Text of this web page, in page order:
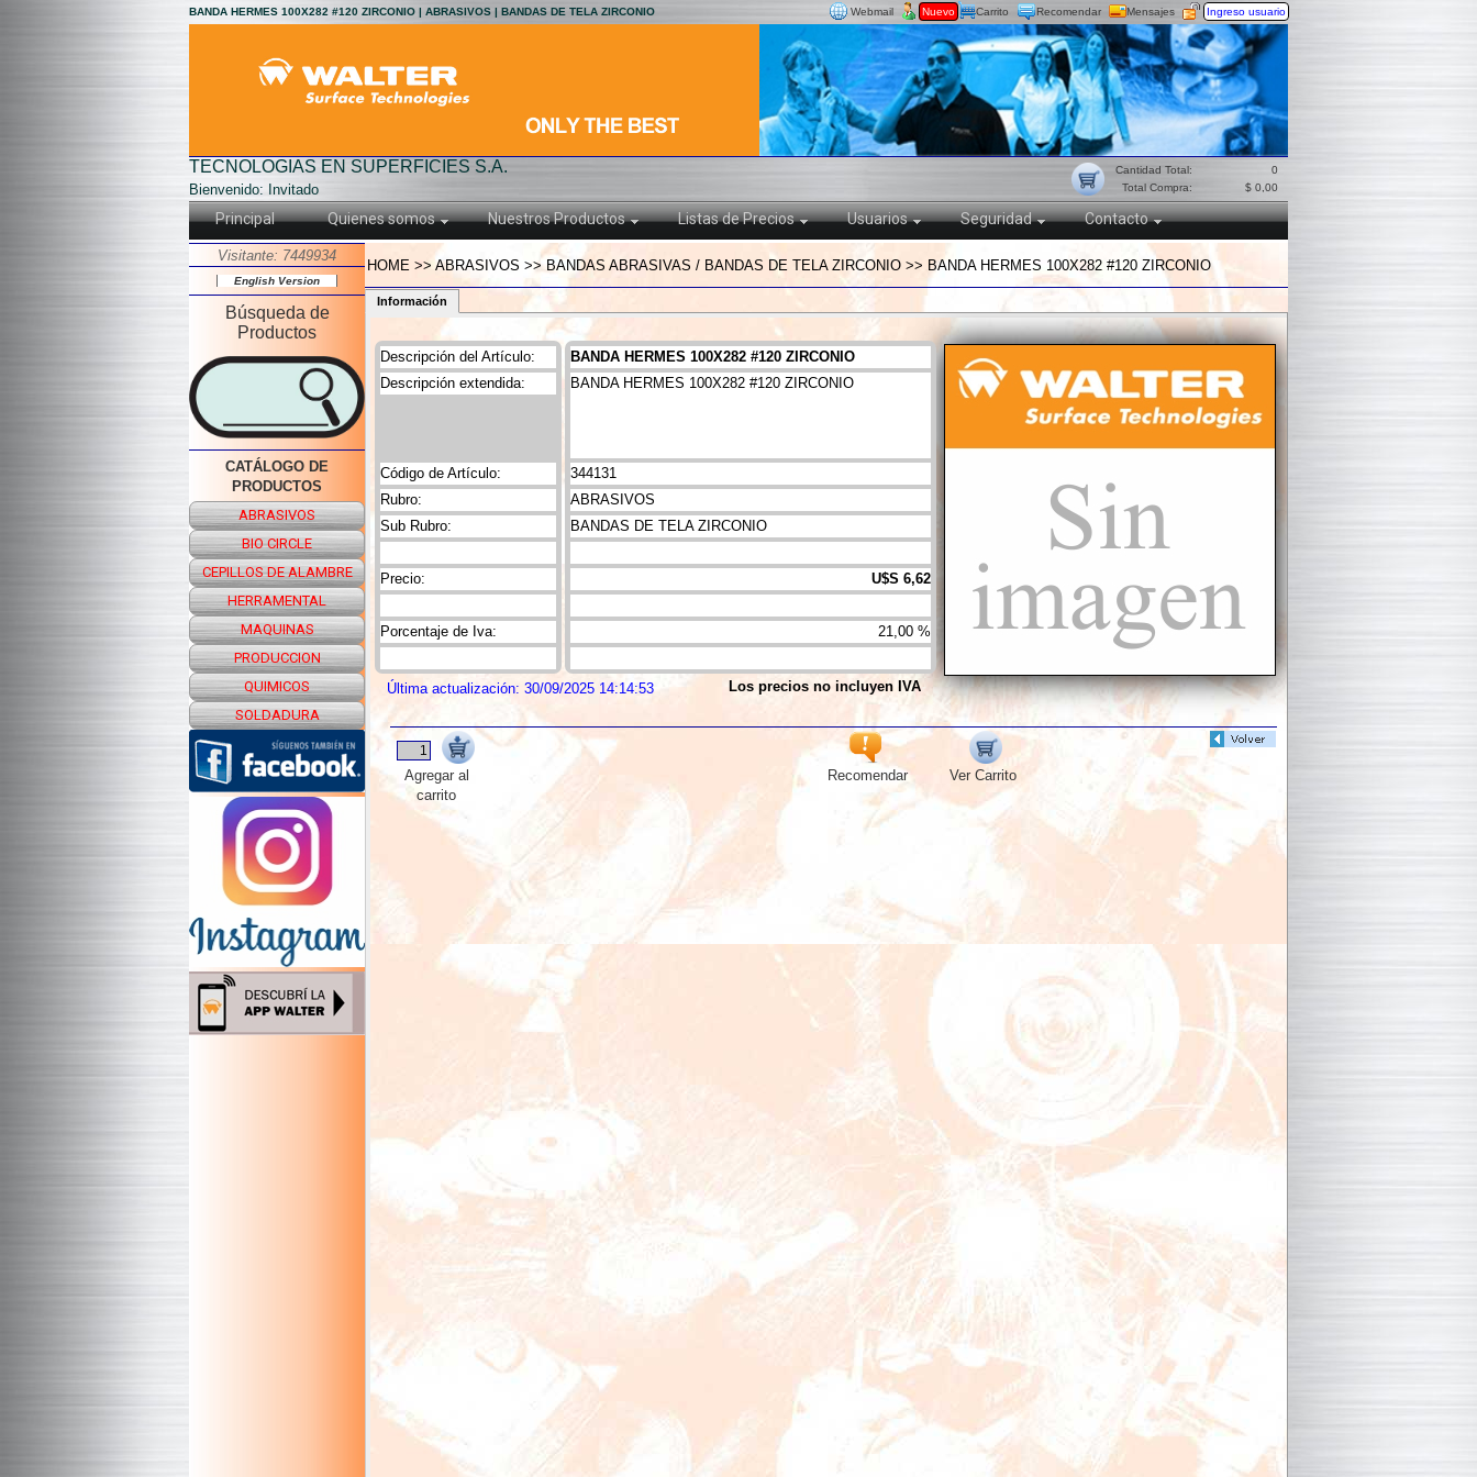
BANDA HERMES 100X282 #120 ZIRCONIO | ABRASIVOS | BANDAS DE TELA ZIRCONIO Mensajes
Recomendar
Nuevo Ingreso usuario
Carrito
Webmail
0
$ 0,00
Cantidad Total:
Total Compra:
TECNOLOGIAS EN SUPERFICIES S.A.
Bienvenido: Invitado
Principal Quienes somos Nuestros Productos Listas de Precios Usuarios Seguridad Contacto
Visitante: 7449934
English Version
Búsqueda de
Productos
CATÁLOGO DE
PRODUCTOS
ABRASIVOS
BIO CIRCLE
CEPILLOS DE ALAMBRE
HERRAMENTAL
MAQUINAS
PRODUCCION
QUIMICOS
SOLDADURA
HOME >> ABRASIVOS >> BANDAS ABRASIVAS / BANDAS DE TELA ZIRCONIO >> BANDA HERMES 100X282 #120 ZIRCONIO
Información
Descripción del Artículo:
Código de Artículo:
Rubro:
Sub Rubro:
Precio:
Descripción extendida:
Porcentaje de Iva:
BANDA HERMES 100X282 #120 ZIRCONIO
344131
ABRASIVOS
BANDAS DE TELA ZIRCONIO
U$S 6,62
BANDA HERMES 100X282 #120 ZIRCONIO
21,00 %
Los precios no incluyen IVA
Última actualización: 30/09/2025 14:14:53
Recomendar Ver Carrito
Agregar al
carrito